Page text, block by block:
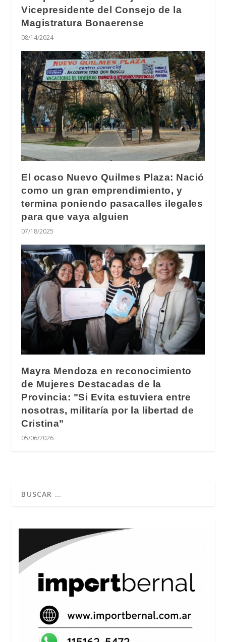
Vicepresidente del Consejo de la
Magistratura Bonaerense
08/14/2024
El ocaso Nuevo Quilmes Plaza: Nació
como un gran emprendimiento, y
termina poniendo pasacalles ilegales
para que vaya alguien
07/18/2025
Mayra Mendoza en reconocimiento
de Mujeres Destacadas de la
Provincia: "Si Evita estuviera entre
nosotras, militaría por la libertad de
Cristina"
05/06/2026